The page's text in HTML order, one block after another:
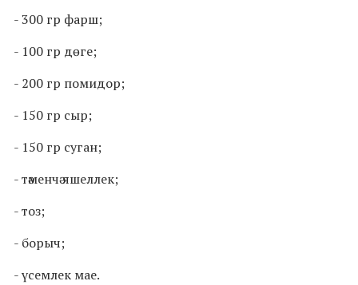
- 300 гр фарш;
- 100 гр дөге;
- 200 гр помидор;
- 150 гр сыр;
- 150 гр суган;
- тәменчә яшеллек;
- тоз;
- борыч;
- үсемлек мае.